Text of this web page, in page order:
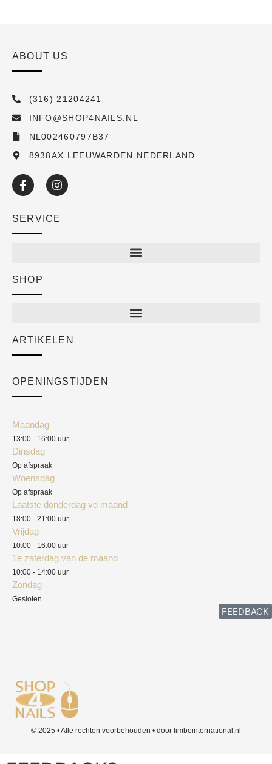
ABOUT US
(316) 21204241
INFO@SHOP4NAILS.NL
NL002460797B37
8938AX LEEUWARDEN NEDERLAND
SERVICE
Academy
SHOP
ARTIKELEN
OPENINGSTIJDEN
Maandag
13:00 - 16:00 uur
Dinsdag
Op afspraak
Woensdag
Op afspraak
Laatste donderdag vd maand
18:00 - 21:00 uur
Vrijdag
10:00 - 16:00 uur
1e zaterdag van de maand
10:00 - 14:00 uur
Zondag
Gesloten
© 2025 • Alle rechten voorbehouden • door limbointernational.nl
FEEDBACK